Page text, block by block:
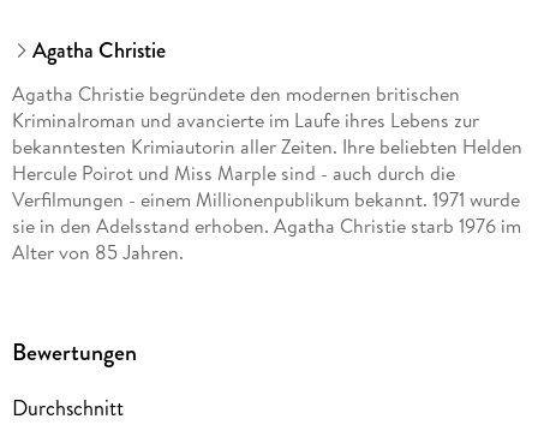
Agatha Christie
Agatha Christie begründete den modernen britischen
Kriminalroman und avancierte im Laufe ihres Lebens zur
bekanntesten Krimiautorin aller Zeiten. Ihre beliebten Helden
Hercule Poirot und Miss Marple sind - auch durch die
Verfilmungen - einem Millionenpublikum bekannt. 1971 wurde
sie in den Adelsstand erhoben. Agatha Christie starb 1976 im
Alter von 85 Jahren.
Bewertungen
Durchschnitt